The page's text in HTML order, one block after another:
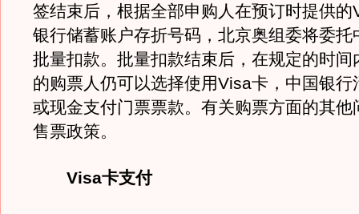
签结束后，根据全部申购人在预订时提供的
银行储蓄账户存折号码，北京奥组委将委托
批量扣款。批量扣款结束后，在规定的时间
的购票人仍可以选择使用Visa卡，中国银行
或现金支付门票票款。有关购票方面的其他
售票政策。
Visa卡支付